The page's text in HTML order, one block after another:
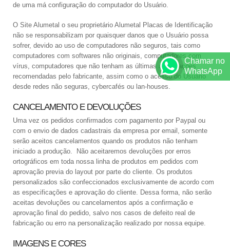
de uma má configuração do computador do Usuário.
O Site Alumetal o seu proprietário Alumetal Placas de Identificação
não se responsabilizam por quaisquer danos que o Usuário possa
sofrer, devido ao uso de computadores não seguros, tais como
computadores com softwares não originais, computadores com
vírus, computadores que não tenham as últimas atualizações
recomendadas pelo fabricante, assim como o acesso do Usuário
desde redes não seguras, cybercafés ou lan-houses.
CANCELAMENTO E DEVOLUÇÕES
Uma vez os pedidos confirmados com pagamento por Paypal ou
com o envio de dados cadastrais da empresa por email, somente
serão aceitos cancelamentos quando os produtos não tenham
iniciado a produção. Não aceitaremos devoluções por erros
ortográficos em toda nossa linha de produtos em pedidos com
aprovação previa do layout por parte do cliente. Os produtos
personalizados são confeccionados exclusivamente de acordo com
as especificações e aprovação do cliente. Dessa forma, não serão
aceitas devoluções ou cancelamentos após a confirmação e
aprovação final do pedido, salvo nos casos de defeito real de
fabricação ou erro na personalização realizado por nossa equipe.
IMAGENS E CORES
Chamar no
WhatsApp